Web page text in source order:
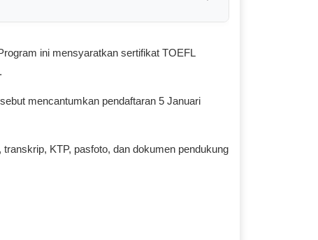
ini mensyaratkan sertifikat TOEFL
mencantumkan pendaftaran 5 Januari
KTP, pasfoto, dan dokumen pendukung